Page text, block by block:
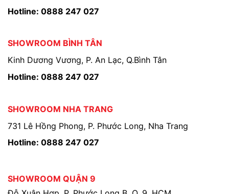
Hotline: 0888 247 027
SHOWROOM BÌNH TÂN
Kinh Dương Vương, P. An Lạc, Q.Bình Tân
Hotline: 0888 247 027
SHOWROOM NHA TRANG
731 Lê Hồng Phong, P. Phước Long, Nha Trang
Hotline: 0888 247 027
SHOWROOM QUẬN 9